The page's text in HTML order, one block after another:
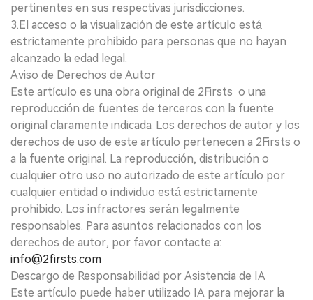
pertinentes en sus respectivas jurisdicciones.
3.El acceso o la visualización de este artículo está
estrictamente prohibido para personas que no hayan
alcanzado la edad legal.
Aviso de Derechos de Autor
Este artículo es una obra original de 2Firsts o una
reproducción de fuentes de terceros con la fuente
original claramente indicada. Los derechos de autor y los
derechos de uso de este artículo pertenecen a 2Firsts o
a la fuente original. La reproducción, distribución o
cualquier otro uso no autorizado de este artículo por
cualquier entidad o individuo está estrictamente
prohibido. Los infractores serán legalmente
responsables. Para asuntos relacionados con los
derechos de autor, por favor contacte a:
info@2firsts.com
Descargo de Responsabilidad por Asistencia de IA
Este artículo puede haber utilizado IA para mejorar la